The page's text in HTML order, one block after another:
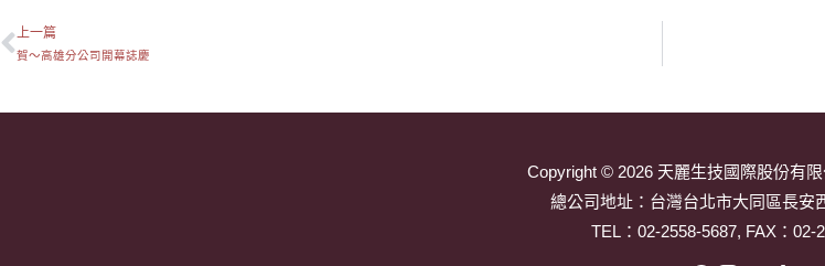
上一頁
上一篇
賀～高雄分公司開幕誌慶
Copyright © 2026 天麗生技國際股份有限
總公司地址： 台灣台北市大同區長安
TEL： 02-2558-5687, FAX：02-